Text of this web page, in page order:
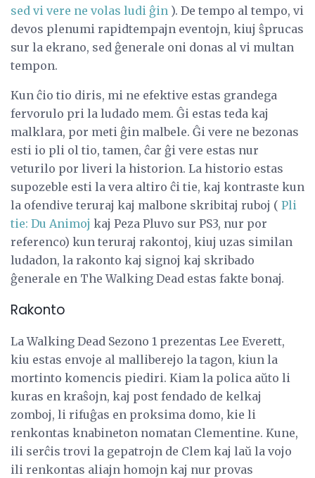
sed vi vere ne volas ludi ĝin ). De tempo al tempo, vi
devos plenumi rapidtempajn eventojn, kiuj ŝprucas
sur la ekrano, sed ĝenerale oni donas al vi multan
tempon.
Kun ĉio tio diris, mi ne efektive estas grandega
fervorulo pri la ludado mem. Ĝi estas teda kaj
malklara, por meti ĝin malbele. Ĝi vere ne bezonas
esti io pli ol tio, tamen, ĉar ĝi vere estas nur
veturilo por liveri la historion. La historio estas
supozeble esti la vera altiro ĉi tie, kaj kontraste kun
la ofendive teruraj kaj malbone skribitaj ruboj ( Pli
tie: Du Animoj kaj Peza Pluvo sur PS3, nur por
referenco) kun teruraj rakontoj, kiuj uzas similan
ludadon, la rakonto kaj signoj kaj skribado
ĝenerale en The Walking Dead estas fakte bonaj.
Rakonto
La Walking Dead Sezono 1 prezentas Lee Everett,
kiu estas envoje al malliberejo la tagon, kiun la
mortinto komencis piediri. Kiam la polica aŭto li
kuras en kraŝojn, kaj post fendado de kelkaj
zomboj, li rifuĝas en proksima domo, kie li
renkontas knabineton nomatan Clementine. Kune,
ili serĉis trovi la gepatrojn de Clem kaj laŭ la vojo
ili renkontas aliajn homojn kaj nur provas